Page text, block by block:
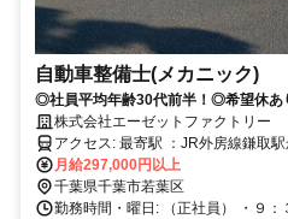
自動車整備士(メカニック)
◎社員平均年齢30代前半！◎希望休
り◎未経験者歓迎
株式会社エーゼットファクトリー
アクセス: 最寄駅 ：JR外房線鎌取駅から徒歩約 ４０ 分 車：東金道
大宮IC降りて５０メートル
月給297,000円以上
千葉県千葉市若葉区
勤務時間・曜日: （正社員） ・９